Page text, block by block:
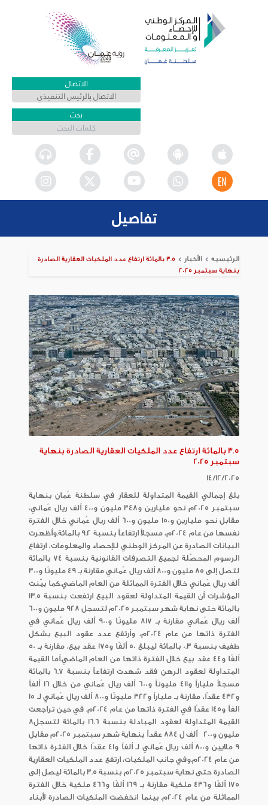
الاتصال
الاتصال بالرئيس التنفيذي
بحث
تفاصيل
الرئيسيه > الأخبار >
3.5 بالمائة ارتفاع عدد الملكيات العقارية الصادرة
بنهاية سبتمبر 2025
3.5 بالمائة ارتفاع عدد الملكيات العقارية الصادرة بنهاية
سبتمبر 2025
14/12/2025
بلغ إجمالي القيمة المتداولة للعقار في سلطنة عُمان بنهاية
سبتمبر 2025م نحو مليارين و348 مليون و400 ألف ريال عُماني،
مقابل نحو مليارين و150 مليون و600 ألف ريال عُماني خلال الفترة
نفسها من عام 2024م، مسجلاً ارتفاعاً بنسبة 9.2 بالمائة.وأظهرت
البيانات الصادرة عن المركز الوطني للإحصاء والمعلومات، ارتفاع
الرسوم المحصّلة لجميع التصرفات القانونية بنسبة 74 بالمائة
لتصل إلى 85 مليون و800 ألف ريال عُماني مقارنة بـ 49 مليونًا و300
ألف ريال عُماني خلال الفترة المماثلة من العام الماضي.كما بيّنت
المؤشرات أن القيمة المتداولة لعقود البيع ارتفعت بنسبة 13.5
بالمائة حتى نهاية شهر سبتمبر 2025م لتسجل 928 مليون و600
ألف ريال عُماني مقارنة بـ 817 مليونًا و900 ألف ريال عُماني في
الفترة ذاتها من عام 2024م، وأرتفع عدد عقود البيع بشكل
طفيف بنسبة 0.3 بالمائة ليبلغ 50 ألفًا و175 عقد بيع، مقارنة بـ 50
ألفًا و44 عقد بيع خلال الفترة ذاتها من العام الماضي.أما القيمة
المتداولة لعقود الرهن فقد شهدت ارتفاعاً بنسبة 6.7 بالمائة
مسجلاً ملياراً و411 مليوناً و600 ألف ريال عُماني من خلال 16 ألفاً
و432 عقدًا، مقارنة بـ ملياراً و322 مليونًا و800 ألف ريال عُماني لـ 15
الفاً و145 عقدًا في الفترة ذاتها من عام 2024م. في حين تراجعت
القيمة المتداولة لعقود المبادلة بنسبة 16.6 بالمائة لتسجل8
مليون و200 ألف ل 884 عقداً بنهاية شهر سبتمبر 2025م مقابل
9 ملايين و800 ألف ريال عُماني لـ ألفاً و41 عقدًا خلال الفترة ذاتها
من عام 2024م.وفي جانب الملكيات، ارتفع عدد الملكيات العقارية
الصادرة حتى نهاية سبتمبر 2025م بنسبة 3.5 بالمائة ليصل إلى
175 ألفًا و436 ملكية مقارنة بـ 169 ألفًا و466 ملكية خلال الفترة
المماثلة من عام 2024م. بينما انخفضت الملكيات الصادرة لأبناء